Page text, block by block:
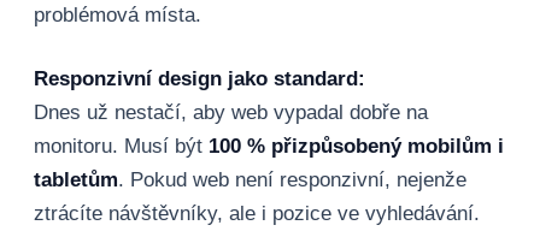
problémová místa.
Responzivní design jako standard:
Dnes už nestačí, aby web vypadal dobře na
monitoru. Musí být 100 % přizpůsobený mobilům i
tabletům. Pokud web není responzivní, nejenže
ztrácíte návštěvníky, ale i pozice ve vyhledávání.